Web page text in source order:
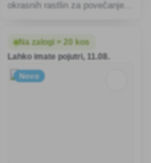
okrasnih rastlin za povečanje
Na zalogi > 20 kos
Lahko imate pojutri, 11.08.
Novo